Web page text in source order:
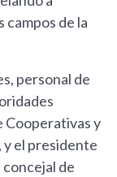
de la
personal de
Cooperativas y
y el presidente
de